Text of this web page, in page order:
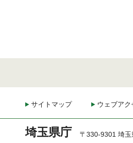
サイトマップ ウェブアク
埼玉県庁 〒330-9301 埼